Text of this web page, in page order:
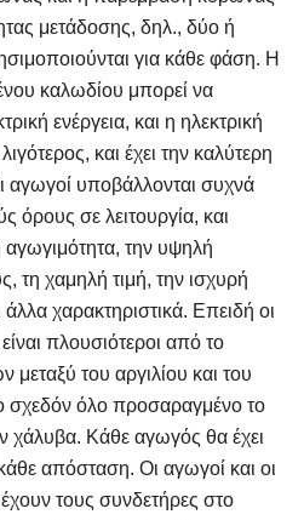
μετάδοσης, δηλ., δύο ή
για κάθε φάση. Η
καλωδίου μπορεί να
ενέργεια, και η ηλεκτρική
και έχει την καλύτερη
αγωγοί υποβάλλονται συχνά
όρους σε λειτουργία, και
την υψηλή
τη χαμηλή τιμή, την ισχυρή
χαρακτηριστικά. Επειδή οι
πλουσιότεροι από το
μεταξύ του αργιλίου και του
σχεδόν όλο προσαραγμένο το
χάλυβα. Κάθε αγωγός θα έχει
απόσταση. Οι αγωγοί και οι
τους συνδετήρες στο